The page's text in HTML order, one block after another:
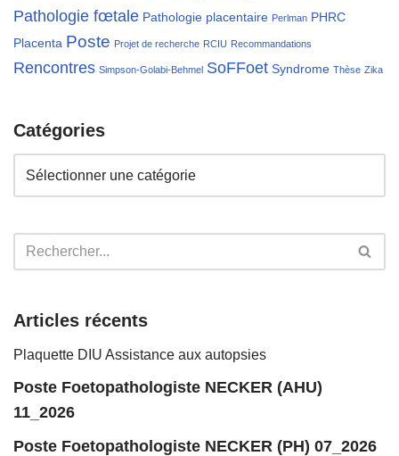
Pathologie fœtale Pathologie placentaire Perlman PHRC
Placenta Poste Projet de recherche RCIU Recommandations
Rencontres Simpson-Golabi-Behmel SoFFoet Syndrome Thèse Zika
Catégories
Articles récents
Plaquette DIU Assistance aux autopsies
Poste Foetopathologiste NECKER (AHU)
11_2026
Poste Foetopathologiste NECKER (PH) 07_2026